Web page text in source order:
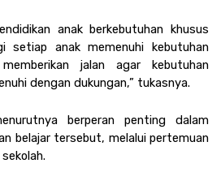
anak berkebutuhan khusus
setiap anak memenuhi kebutuhan
jalan agar kebutuhan
dengan dukungan,” tukasnya.
berperan penting dalam
belajar tersebut, melalui pertemuan